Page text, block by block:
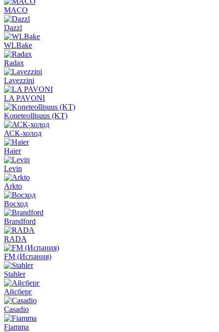
MACO
Dazzl
WLBake
Radax
Lavezzini
LA PAVONI
Koneteollisuus (KT)
АСК-холод
Haier
Levin
Arkto
Восход
Brandford
RADA
FM (Испания)
Stahler
Айсберг
Casadio
Fiamma